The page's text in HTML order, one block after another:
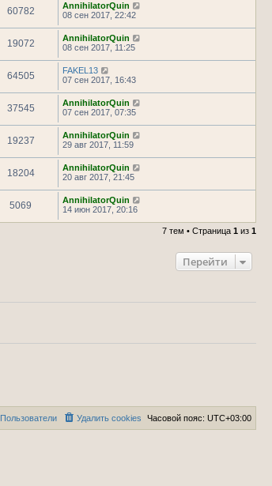
60782
AnnihilatorQuin
08 сен 2017, 22:42
19072
AnnihilatorQuin
08 сен 2017, 11:25
64505
FAKEL13
07 сен 2017, 16:43
37545
AnnihilatorQuin
07 сен 2017, 07:35
19237
AnnihilatorQuin
29 авг 2017, 11:59
18204
AnnihilatorQuin
20 авг 2017, 21:45
5069
AnnihilatorQuin
14 июн 2017, 20:16
7 тем • Страница 1 из 1
Перейти
Часовой пояс: UTC+03:00
Удалить cookies
Пользователи